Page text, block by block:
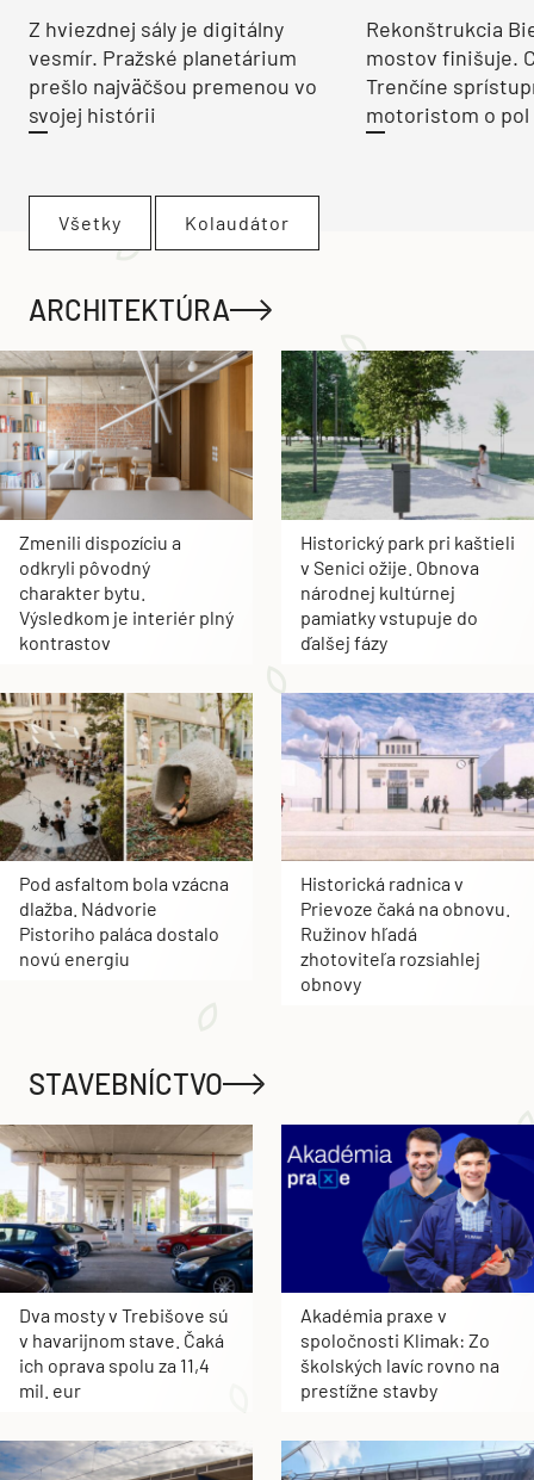
Z hviezdnej sály je digitálny
vesmír. Pražské planetárium
prešlo najväčšou premenou vo
svojej histórii
Rekonštrukcia
mostov finišuje.
Trenčíne
motoristom o pol
Všetky Kolaudátor
ARCHITEKTÚRA
Zmenili dispozíciu a
odkryli pôvodný
charakter bytu.
Výsledkom je interiér plný
kontrastov
Historický park pri kaštieli
v Senici ožije. Obnova
národnej kultúrnej
pamiatky vstupuje do
ďalšej fázy
Pod asfaltom bola vzácna
dlažba. Nádvorie
Pistoriho paláca dostalo
novú energiu
Historická radnica v
Prievoze čaká na obnovu.
Ružinov hľadá
zhotoviteľa rozsiahlej
obnovy
STAVEBNÍCTVO
Dva mosty v Trebišove sú
v havarijnom stave. Čaká
ich oprava spolu za 11,4
mil. eur
Akadémia praxe v
spoločnosti Klimak: Zo
školských lavíc rovno na
prestížne stavby